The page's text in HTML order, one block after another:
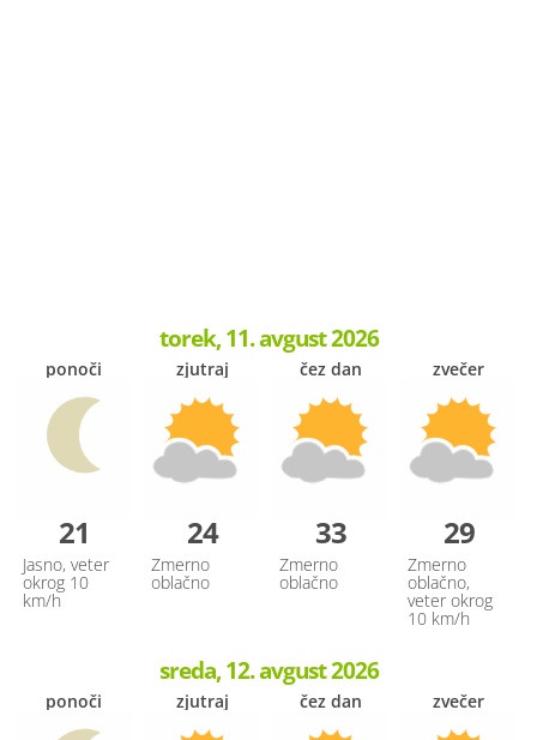
torek, 11. avgust 2026
ponoči
21
Jasno, veter
okrog 10
km/h
zjutraj
24
Zmerno
oblačno
čez dan
33
Zmerno
oblačno
zvečer
29
Zmerno
oblačno,
veter okrog
10 km/h
sreda, 12. avgust 2026
ponoči zjutraj čez dan zvečer